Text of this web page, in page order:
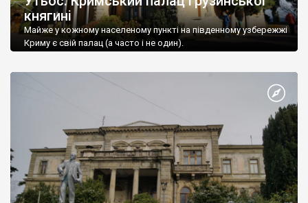
княгині
Майже у кожному населеному пункті на південному узбережжі
Криму є свій палац (а часто і не один).